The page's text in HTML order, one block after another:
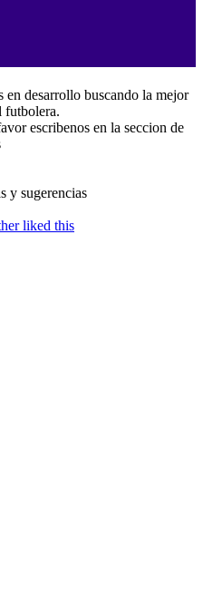
en desarrollo buscando la mejor
futbolera.
escribenos en la seccion de
y sugerencias
liked this